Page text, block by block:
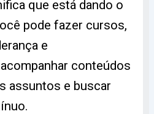
que está dando o
pode fazer cursos,
e
conteúdos
assuntos e buscar